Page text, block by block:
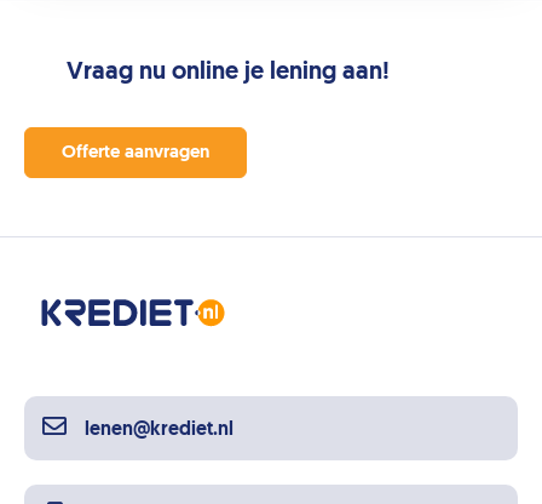
Vraag nu online je lening aan!
Offerte aanvragen
lenen@krediet.nl